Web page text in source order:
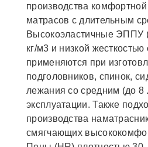
производства
матрасов с длительным
Высокоэластичные ЭППУ
кг/м3 и низкой
применяются при
подголовников, спинок,
лежания со средним (до 8
эксплуатации. Также
производства
смягчающих